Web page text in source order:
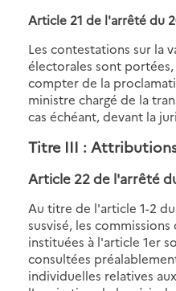
Article 21 de l'arrêté du
Les contestations sur la
électorales sont
compter de la
ministre chargé de la
cas échéant, devant la
Titre III :
Article 22 de l'arrêté
Au titre de l'article 1-2
susvisé, les
instituées à l'article 1er
consultées
individuelles relatives